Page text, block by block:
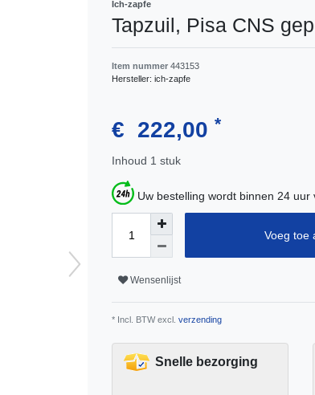
Ich-zapfe
Tapzuil, Pisa CNS
Item nummer 443153
Hersteller: ich-zapfe
€ 222,00 *
Inhoud 1 stuk
Uw bestelling wordt binnen 24 uur
Voeg toe
Wensenlijst
* Incl. BTW excl. verzending
Snelle bezorging